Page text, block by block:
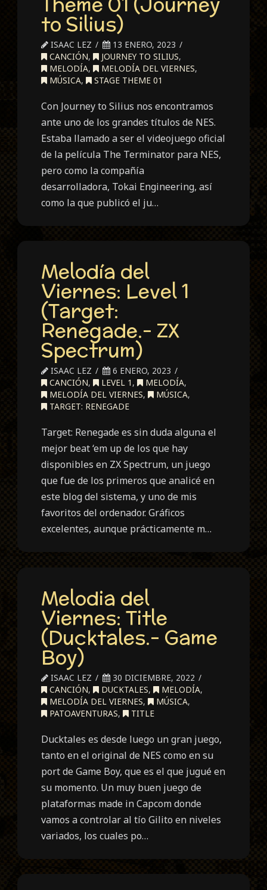
to Silius)
ISAAC LEZ
13 ENERO, 2023
CANCIÓN, JOURNEY TO SILIUS,
MELODÍA, MELODÍA DEL VIERNES,
MÚSICA, STAGE THEME 01
Con Journey to Silius nos encontramos
ante uno de los grandes títulos de NES.
Estaba llamado a ser el videojuego oficial
de la película The Terminator para NES,
pero como la compañía
desarrolladora, Tokai Engineering, así
como la que publicó el ju…
Melodía del
Viernes: Level 1
(Target:
Renegade.- ZX
Spectrum)
ISAAC LEZ
6 ENERO, 2023
CANCIÓN, LEVEL 1 , MELODÍA,
MELODÍA DEL VIERNES, MÚSICA,
TARGET: RENEGADE
Target: Renegade es sin duda alguna el
mejor beat ‘em up de los que hay
disponibles en ZX Spectrum, un juego
que fue de los primeros que analicé en
este blog del sistema, y uno de mis
favoritos del ordenador. Gráficos
excelentes, aunque prácticamente m…
Melodia del
Viernes: Title
(Ducktales.- Game
Boy)
ISAAC LEZ
30 DICIEMBRE, 2022
CANCIÓN, DUCKTALES, MELODÍA,
MELODÍA DEL VIERNES, MÚSICA,
PATOAVENTURAS, TITLE
Ducktales es desde luego un gran juego,
tanto en el original de NES como en su
port de Game Boy, que es el que jugué en
su momento. Un muy buen juego de
plataformas made in Capcom donde
vamos a controlar al tío Gilito en niveles
variados, los cuales po…